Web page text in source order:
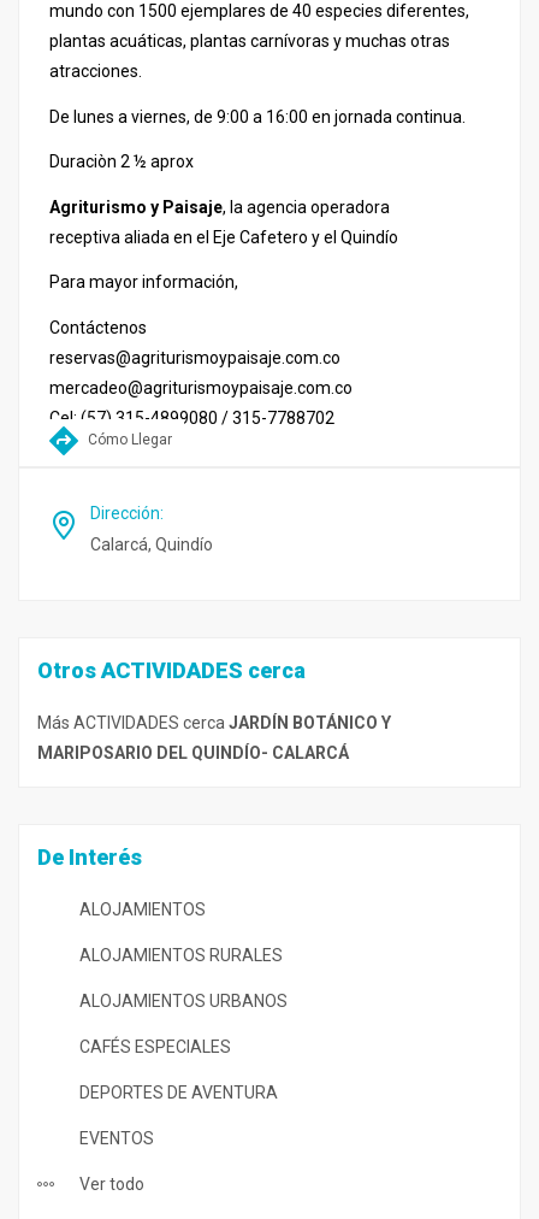
mundo con 1500 ejemplares de 40 especies diferentes,
plantas acuáticas, plantas carnívoras y muchas otras
atracciones.
De lunes a viernes, de 9:00 a 16:00 en jornada continua.
Duraciòn 2 ½ aprox
Agriturismo y Paisaje, la agencia operadora
receptiva aliada en el Eje Cafetero y el Quindío
Para mayor información,
Contáctenos
reservas@agriturismoypaisaje.com.co
mercadeo@agriturismoypaisaje.com.co
Cel: (57) 315-4899080 / 315-7788702
Cómo Llegar
Dirección:
Calarcá, Quindío
Otros ACTIVIDADES cerca
Más ACTIVIDADES cerca JARDÍN BOTÁNICO Y
MARIPOSARIO DEL QUINDÍO- CALARCÁ
De Interés
ALOJAMIENTOS
ALOJAMIENTOS RURALES
ALOJAMIENTOS URBANOS
CAFÉS ESPECIALES
DEPORTES DE AVENTURA
EVENTOS
Ver todo